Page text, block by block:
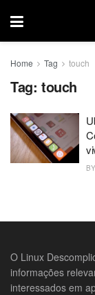
Home Tag touch
Tag: touch
BY
O Linux
informações
interessados em